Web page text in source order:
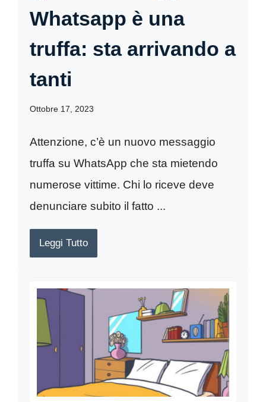
Whatsapp è una
truffa: sta arrivando a
tanti
Ottobre 17, 2023
Attenzione, c’è un nuovo messaggio
truffa su WhatsApp che sta mietendo
numerose vittime. Chi lo riceve deve
denunciare subito il fatto ...
Leggi Tutto